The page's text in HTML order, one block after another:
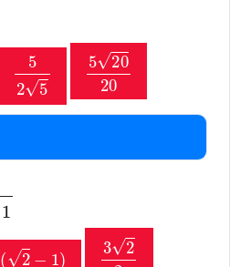
25 52020
(2 −1 322